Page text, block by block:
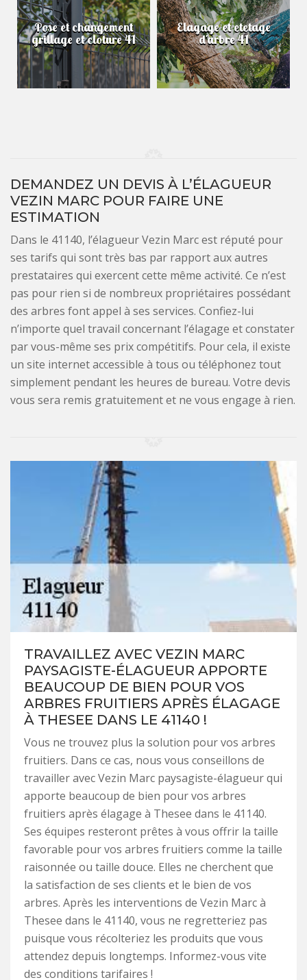
Pose et changement
grillage et cloture 41
Elagage et etetage
d'arbre 41
DEMANDEZ UN DEVIS À L’ÉLAGUEUR
VEZIN MARC POUR FAIRE UNE
ESTIMATION
Dans le 41140, l’élagueur Vezin Marc est réputé pour
ses tarifs qui sont très bas par rapport aux autres
prestataires qui exercent cette même activité. Ce n’est
pas pour rien si de nombreux propriétaires possédant
des arbres font appel à ses services. Confiez-lui
n’importe quel travail concernant l’élagage et constater
par vous-même ses prix compétitifs. Pour cela, il existe
un site internet accessible à tous ou téléphonez tout
simplement pendant les heures de bureau. Votre devis
vous sera remis gratuitement et ne vous engage à rien.
TRAVAILLEZ AVEC VEZIN MARC
PAYSAGISTE-ÉLAGUEUR APPORTE
BEAUCOUP DE BIEN POUR VOS
ARBRES FRUITIERS APRÈS ÉLAGAGE
À THESEE DANS LE 41140 !
Vous ne trouvez plus la solution pour vos arbres
fruitiers. Dans ce cas, nous vous conseillons de
travailler avec Vezin Marc paysagiste-élagueur qui
apporte beaucoup de bien pour vos arbres
fruitiers après élagage à Thesee dans le 41140.
Ses équipes resteront prêtes à vous offrir la taille
favorable pour vos arbres fruitiers comme la taille
raisonnée ou taille douce. Elles ne cherchent que
la satisfaction de ses clients et le bien de vos
arbres. Après les interventions de Vezin Marc à
Thesee dans le 41140, vous ne regretteriez pas
puisque vous récolteriez les produits que vous
attendez depuis longtemps. Informez-vous vite
des conditions tarifaires !